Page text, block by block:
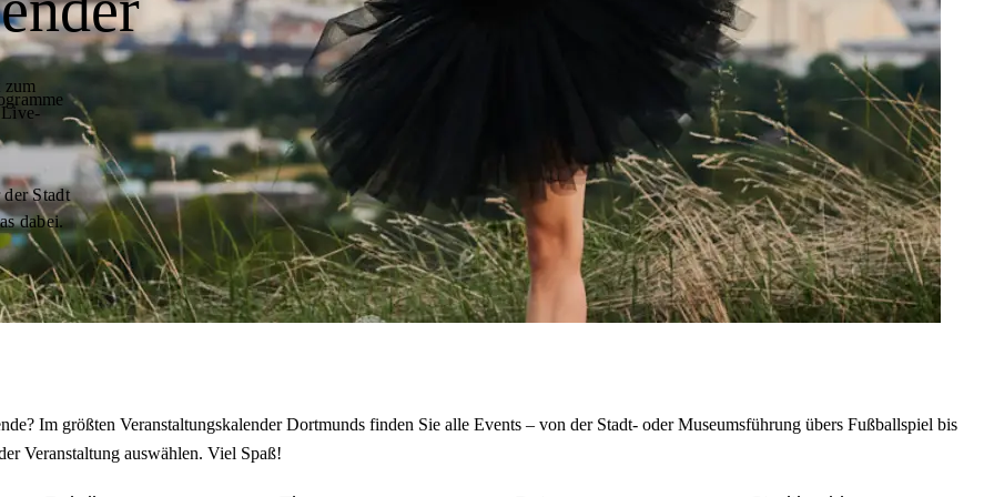
Live-
Stadt
dabei.
Im größten Veranstaltungskalender Dortmunds finden Sie alle Events – von der Stadt- oder Museumsführung übers Fußballspiel bis
Veranstaltung auswählen. Viel Spaß!